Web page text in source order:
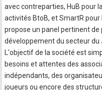
avec contreparties, HuB pour
activités BtoB, et SmartR
propose un panel pertinent
développement du secteur
L'objectif de la société est
besoins et attentes des
indépendants, des
joueurs ou encore des